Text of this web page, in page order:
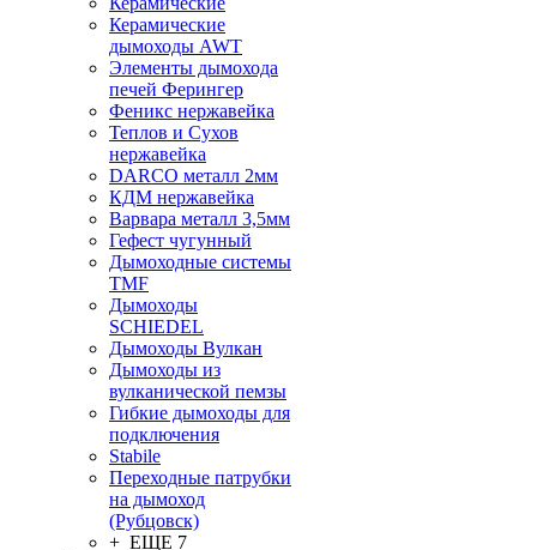
Керамические
дымоходы AWT
Элементы дымохода
печей Ферингер
Феникс нержавейка
Теплов и Сухов
нержавейка
DARCO металл 2мм
КДМ нержавейка
Варвара металл 3,5мм
Гефест чугунный
Дымоходные системы
TMF
Дымоходы
SCHIEDEL
Дымоходы Вулкан
Дымоходы из
вулканической пемзы
Гибкие дымоходы для
подключения
Stabile
Переходные патрубки
на дымоход
(Рубцовск)
+ ЕЩЕ 7